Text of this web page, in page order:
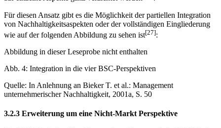
Für diesen Ansatz gibt es die Möglichkeit der partiellen Integration
von Nachhaltigkeitsaspekten oder der vollständigen Eingliederung
wie auf der folgenden Abbildung zu sehen ist[27]:
Abbildung in dieser Leseprobe nicht enthalten
Abb. 4: Integration in die vier BSC-Perspektiven
Quelle: In Anlehnung an Bieker T. et al.: Management
unternehmerischer Nachhaltigkeit, 2001a, S. 50
3.2.3 Erweiterung um eine Nicht-Markt Perspektive